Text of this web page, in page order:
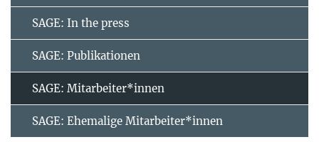
SAGE: In the press
SAGE: Publikationen
SAGE: Mitarbeiter*innen
SAGE: Ehemalige Mitarbeiter*innen